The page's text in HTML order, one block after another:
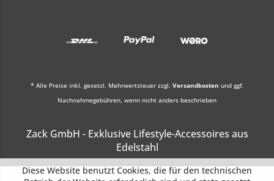
* Alle Preise inkl. gesetzl. Mehrwertsteuer zzgl. Versandkosten und ggf.
Nachnahmegebühren, wenn nicht anders beschrieben
Zack GmbH - Exklusive Lifestyle-Accessoires aus
Edelstahl
Diese Website benutzt Cookies, die für den technischen